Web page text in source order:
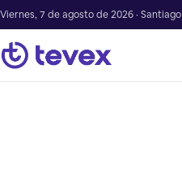
Viernes, 7 de agosto de 2026 · Santiago